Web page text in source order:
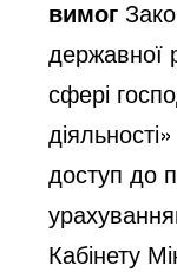
вимог
державної
сфері
діяльності»
доступ до
Кабінету